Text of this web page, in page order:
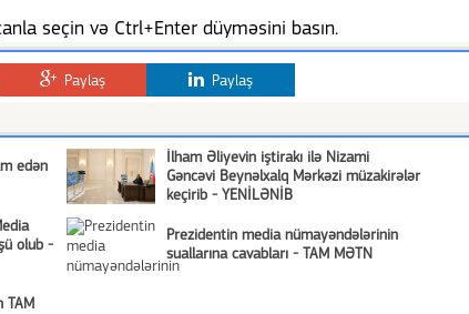
seçin və Ctrl+Enter düyməsini basın.
Paylaş Paylaş
edən
İlham Əliyevin iştirakı ilə Nizami
Gəncəvi Beynəlxalq Mərkəzi müzakirələr
keçirib - YENİLƏNİB
olub -
Prezidentin media nümayəndələrinin
suallarına cavabları - TAM MƏTN
TAM